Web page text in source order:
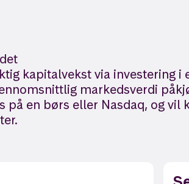
kapitalvekst via investering
markedsverdi
på en børs eller Nasdaq, og